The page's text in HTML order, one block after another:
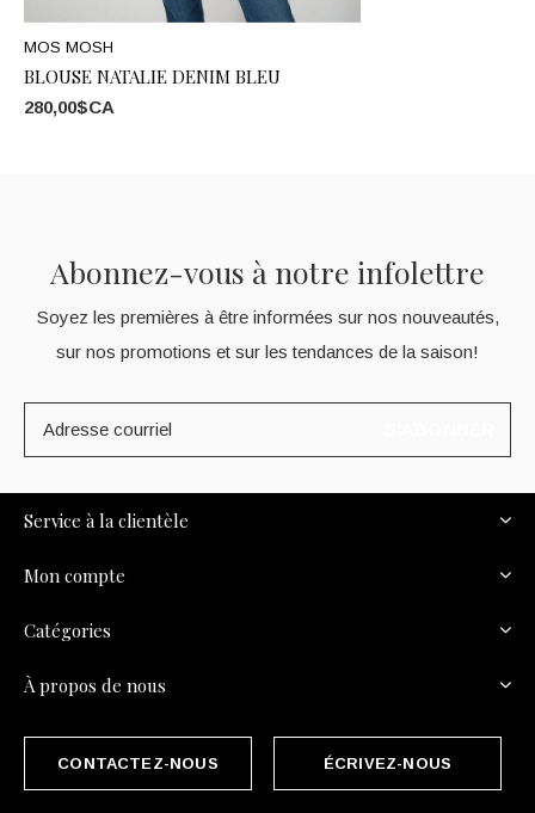
MOS MOSH
BLOUSE NATALIE DENIM BLEU
280,00$CA
Abonnez-vous à notre infolettre
Soyez les premières à être informées sur nos nouveautés,
sur nos promotions et sur les tendances de la saison!
Service à la clientèle
Mon compte
Catégories
À propos de nous
CONTACTEZ-NOUS ÉCRIVEZ-NOUS